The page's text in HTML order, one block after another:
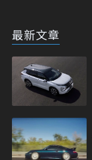
最新文章